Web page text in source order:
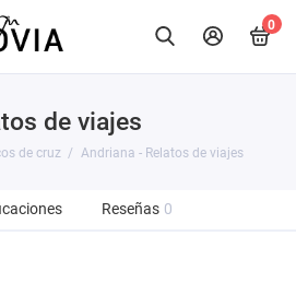
0
de viajes
de cruz Andriana - Relatos de viajes
Reseñas 0